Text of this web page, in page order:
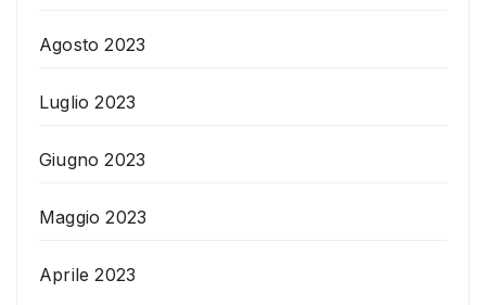
Agosto 2023
Luglio 2023
Giugno 2023
Maggio 2023
Aprile 2023